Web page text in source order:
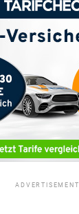
ADVERTISEMENT